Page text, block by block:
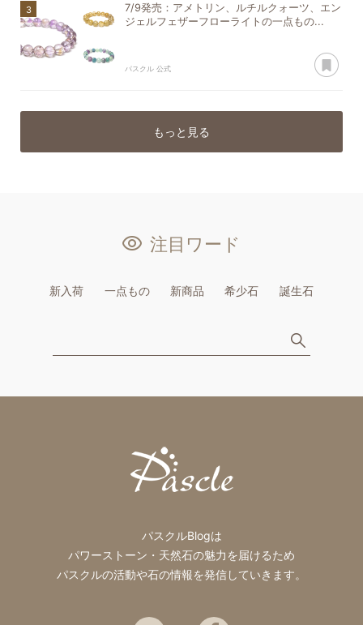
7/9発売：アメトリン、ルチルクォーツ、エン
ジェルフェザーフローライトの一点もの...
パスクル 公式
もっと見る
注目ワード
新入荷 一点もの 新商品 希少石 誕生石
パスクルBlogは
パワーストーン・天然石の魅力を届けるため
パスクルの活動や石の情報を発信していきます。
Twitter